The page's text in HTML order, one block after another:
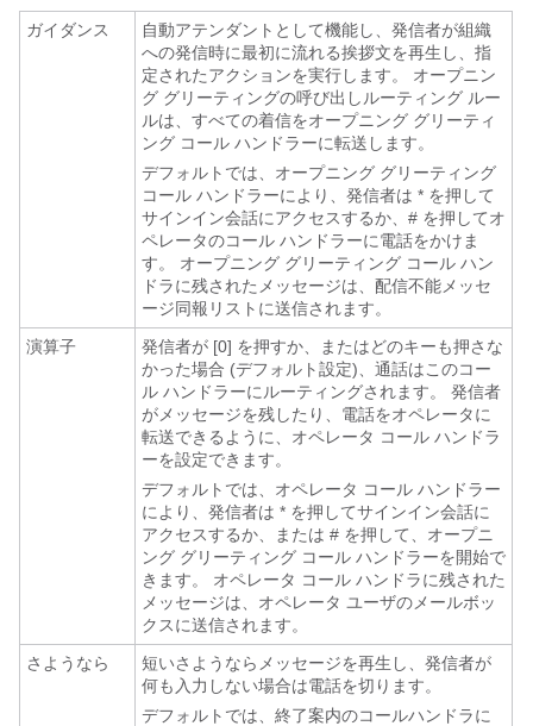
ガイダンス
自動アテンダントとして機能し、発信者が組織
への発信時に最初に流れる挨拶文を再生し、指
定されたアクションを実行します。 オープニン
グ グリーティングの呼び出しルーティング ルー
ルは、すべての着信をオープニング グリーティ
ング コール ハンドラーに転送します。
デフォルトでは、オープニング グリーティング
コール ハンドラーにより、発信者は * を押して
サインイン会話にアクセスするか、# を押してオ
ペレータのコール ハンドラーに電話をかけま
す。 オープニング グリーティング コール ハン
ドラに残されたメッセージは、配信不能メッセ
ージ同報リストに送信されます。
演算子
発信者が [0] を押すか、またはどのキーも押さな
かった場合 (デフォルト設定)、通話はこのコー
ル ハンドラーにルーティングされます。 発信者
がメッセージを残したり、電話をオペレータに
転送できるように、オペレータ コール ハンドラ
ーを設定できます。
デフォルトでは、オペレータ コール ハンドラー
により、発信者は * を押してサインイン会話に
アクセスするか、または # を押して、オープニ
ング グリーティング コール ハンドラーを開始で
きます。 オペレータ コール ハンドラに残された
メッセージは、オペレータ ユーザのメールボッ
クスに送信されます。
さようなら
短いさようならメッセージを再生し、発信者が
何も入力しない場合は電話を切ります。
デフォルトでは、終了案内のコールハンドラに